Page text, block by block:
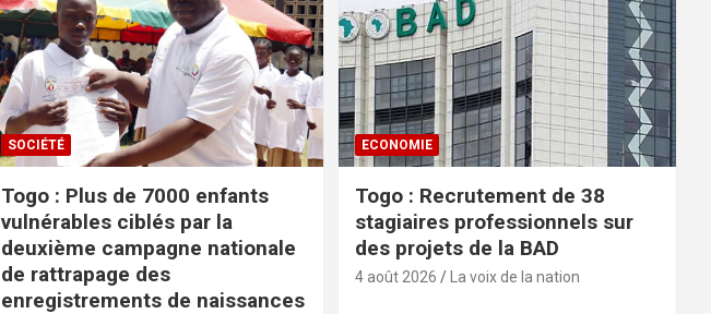
SOCIÉTÉ
Togo : Plus de 7000 enfants
vulnérables ciblés par la
deuxième campagne nationale
de rattrapage des
enregistrements de naissances
ECONOMIE
Togo : Recrutement de 38
stagiaires professionnels sur
des projets de la BAD
4 août 2026 La voix de la nation